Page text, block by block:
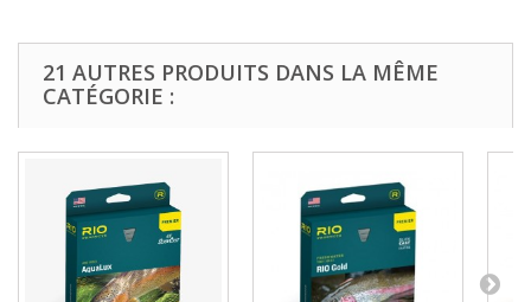
21 AUTRES PRODUITS DANS LA MÊME
CATÉGORIE :